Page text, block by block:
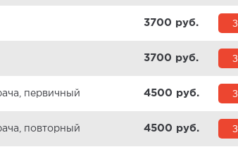
3700 pуб.
3700 pуб.
первичный 4500 pуб.
повторный 4500 pуб.